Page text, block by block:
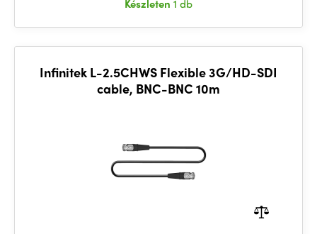
Készleten 1 db
Infinitek L-2.5CHWS Flexible 3G/HD-SDI
cable, BNC-BNC 10m